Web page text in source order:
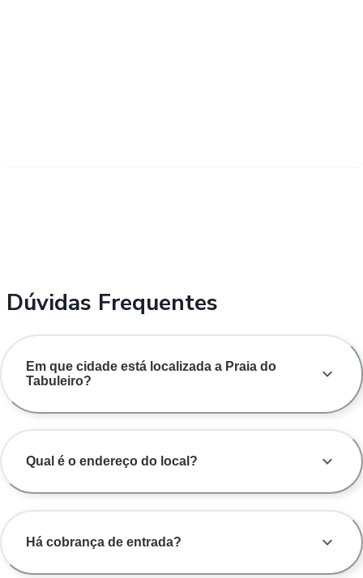
Dúvidas Frequentes
Em que cidade está localizada a Praia do
Tabuleiro?
Qual é o endereço do local?
Há cobrança de entrada?